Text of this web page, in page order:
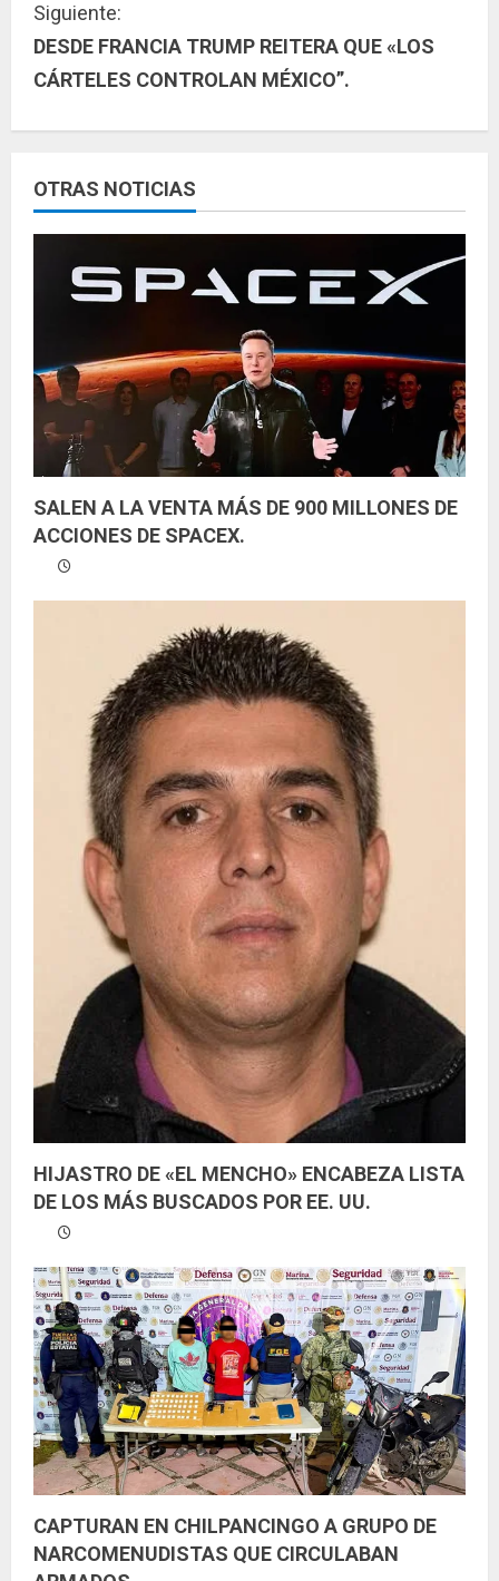
u
e
l
e
y
d
o
Siguiente:
DESDE FRANCIA TRUMP REITERA QUE «LOS
CÁRTELES CONTROLAN MÉXICO”.
OTRAS NOTICIAS
SALEN A LA VENTA MÁS DE 900 MILLONES DE
ACCIONES DE SPACEX.
HIJASTRO DE «EL MENCHO» ENCABEZA LISTA
DE LOS MÁS BUSCADOS POR EE. UU.
CAPTURAN EN CHILPANCINGO A GRUPO DE
NARCOMENUDISTAS QUE CIRCULABAN